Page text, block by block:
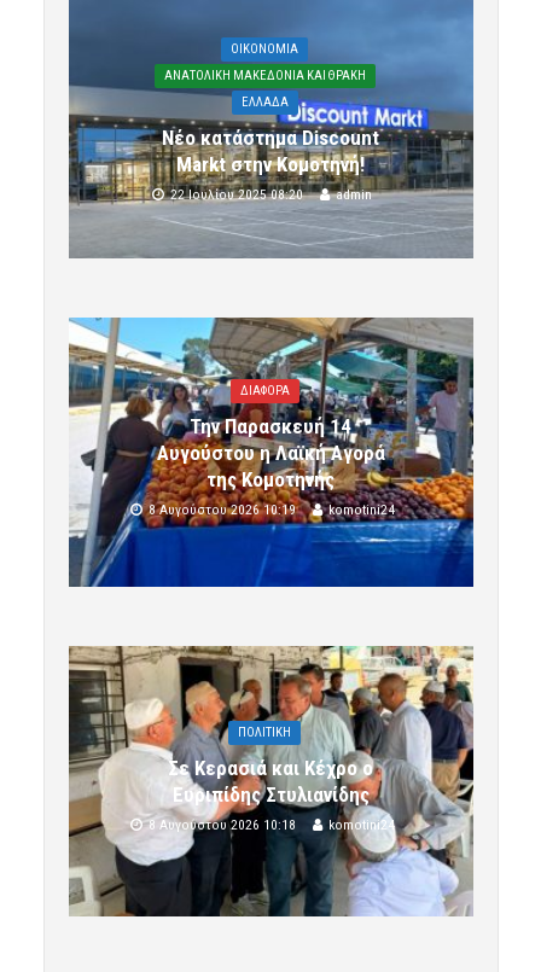
OIKONOMIA
ΑΝΑΤΟΛΙΚΗ ΜΑΚΕΔΟΝΙΑ ΚΑΙ ΘΡΑΚΗ
ΕΛΛΑΔΑ
Νέο κατάστημα Discount
Markt στην Κομοτηνή!
22 Ιουλίου 2025 08:20 admin
ΔΙΑΦΟΡΑ
Την Παρασκευή 14
Αυγούστου η Λαϊκή Αγορά
της Κομοτηνής
8 Αυγούστου 2026 10:19 komotini24
ΠΟΛΙΤΙΚΗ
Σε Κερασιά και Κέχρο ο
Ευριπίδης Στυλιανίδης
8 Αυγούστου 2026 10:18 komotini24